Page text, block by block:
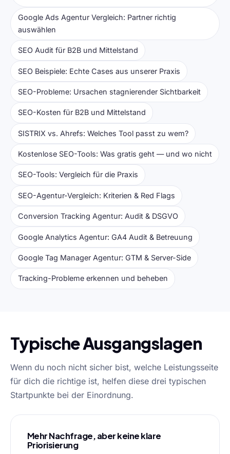
Google Ads Agentur Vergleich: Partner richtig
auswählen
SEO Audit für B2B und Mittelstand
SEO Beispiele: Echte Cases aus unserer Praxis
SEO-Probleme: Ursachen stagnierender Sichtbarkeit
SEO-Kosten für B2B und Mittelstand
SISTRIX vs. Ahrefs: Welches Tool passt zu wem?
Kostenlose SEO-Tools: Was gratis geht — und wo nicht
SEO-Tools: Vergleich für die Praxis
SEO-Agentur-Vergleich: Kriterien & Red Flags
Conversion Tracking Agentur: Audit & DSGVO
Google Analytics Agentur: GA4 Audit & Betreuung
Google Tag Manager Agentur: GTM & Server-Side
Tracking-Probleme erkennen und beheben
Typische Ausgangslagen
Wenn du noch nicht sicher bist, welche Leistungsseite
für dich die richtige ist, helfen diese drei typischen
Startpunkte bei der Einordnung.
Mehr Nachfrage, aber keine klare
Priorisierung